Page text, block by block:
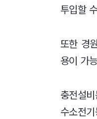
투입할
또한 경
용이 가
충전설
수소전